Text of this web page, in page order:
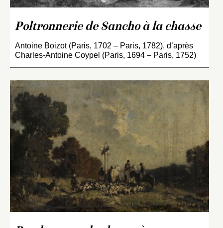
Poltronnerie de Sancho à la chasse
Antoine Boizot (Paris, 1702 – Paris, 1782), d’après
Charles-Antoine Coypel (Paris, 1694 – Paris, 1752)